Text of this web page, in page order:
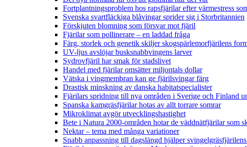
Fortplantningsproblem hos rapsfjärilar efter värmestress
Svenska svartfläckiga blåvingar sprider sig i Storbritannien
Förskjuten blomning som försvar mot fjäril
Fjärilar som pollinerare – en laddad fråga
Färg, storlek och genetik skiljer skogspärlemorfjärilens
UV-ljus avslöjar busksnabbvingens larver
Sydrovfjäril har smak för stadslivet
Handel med fjärilar omsätter miljontals dollar
Vätska i vingmembran kan ge fjärilsvingar färg
Drastisk minskning av danska habitatspecialister
Fjärilars spridning till nya områden i Sverige och Finland
Spanska kamgräsfjärilar hotas av allt torrare somrar
Mikroklimat avgör utvecklingshastighet
Bete i Natura 2000-områden hotar de väddnätfjärilar som
Nektar – tema med många variationer
Snabb anpassning till dagslängd hjälper